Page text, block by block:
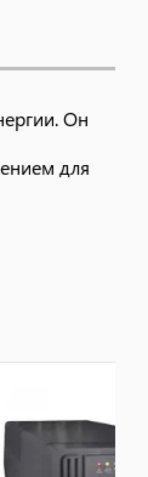
Он
для